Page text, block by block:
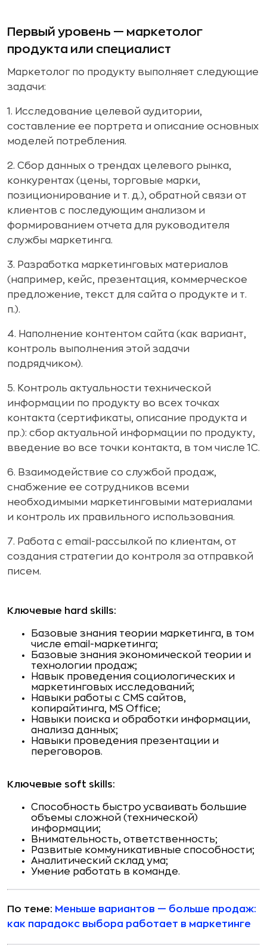
Первый уровень — маркетолог
продукта или специалист
Маркетолог по продукту выполняет следующие
задачи:
1. Исследование целевой аудитории,
составление ее портрета и описание основных
моделей потребления.
2. Сбор данных о трендах целевого рынка,
конкурентах (цены, торговые марки,
позиционирование и т. д.), обратной связи от
клиентов с последующим анализом и
формированием отчета для руководителя
службы маркетинга.
3. Разработка маркетинговых материалов
(например, кейс, презентация, коммерческое
предложение, текст для сайта о продукте и т.
п.).
4. Наполнение контентом сайта (как вариант,
контроль выполнения этой задачи
подрядчиком).
5. Контроль актуальности технической
информации по продукту во всех точках
контакта (сертификаты, описание продукта и
пр.): сбор актуальной информации по продукту,
введение во все точки контакта, в том числе 1С.
6. Взаимодействие со службой продаж,
снабжение ее сотрудников всеми
необходимыми маркетинговыми материалами
и контроль их правильного использования.
7. Работа с email-рассылкой по клиентам, от
создания стратегии до контроля за отправкой
писем.
Ключевые hard skills:
Базовые знания теории маркетинга, в том
числе email-маркетинга;
Базовые знания экономической теории и
технологии продаж;
Навык проведения социологических и
маркетинговых исследований;
Навыки работы с CMS сайтов,
копирайтинга, MS Office;
Навыки поиска и обработки информации,
анализа данных;
Навыки проведения презентации и
переговоров.
Ключевые soft skills:
Способность быстро усваивать большие
объемы сложной (технической)
информации;
Внимательность, ответственность;
Развитые коммуникативные способности;
Аналитический склад ума;
Умение работать в команде.
По теме: Меньше вариантов — больше продаж:
как парадокс выбора работает в маркетинге